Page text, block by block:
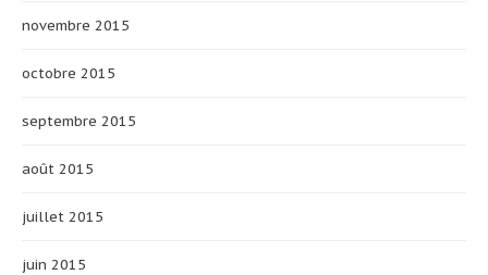
novembre 2015
octobre 2015
septembre 2015
août 2015
juillet 2015
juin 2015